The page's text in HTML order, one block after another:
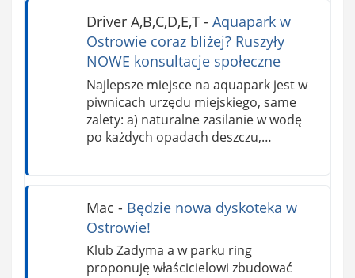
Driver A,B,C,D,E,T- Aquapark w
Ostrowie coraz bliżej? Ruszyły
NOWE konsultacje społeczne
Najlepsze miejsce na aquapark jest w
piwnicach urzędu miejskiego, same
zalety: a) naturalne zasilanie w wodę
po każdych opadach deszczu,…
Mac - Będzie nowa dyskoteka w
Ostrowie!
Klub Zadyma a w parku ring
proponuję właścicielowi zbudować